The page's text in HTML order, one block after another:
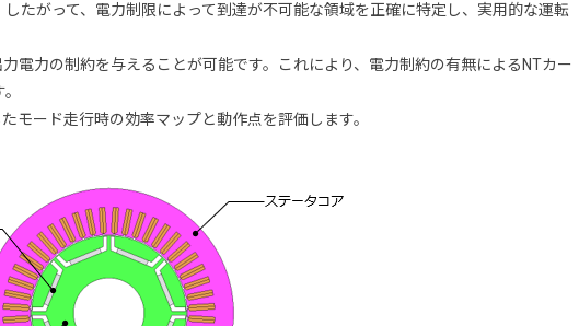
たがって、電力制限によって到達が不可能な領域を正確に特定し、実用的な運転
電力の制約を与えることが可能です。これにより、電力制約の有無によるNTカー
モード走行時の効率マップと動作点を評価します。